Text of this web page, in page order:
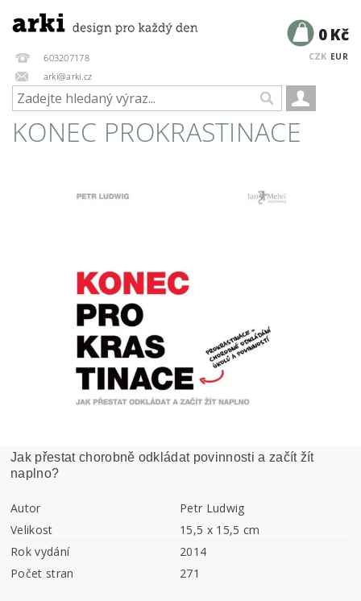
603207178
arki@arki.cz
CZK EUR
0 Kč
KONEC PROKRASTINACE
Jak přestat chorobně odkládat povinnosti a začít žít
naplno?
Autor
Petr Ludwig
Velikost
15,5 x 15,5 cm
Rok vydání
2014
Počet stran
271